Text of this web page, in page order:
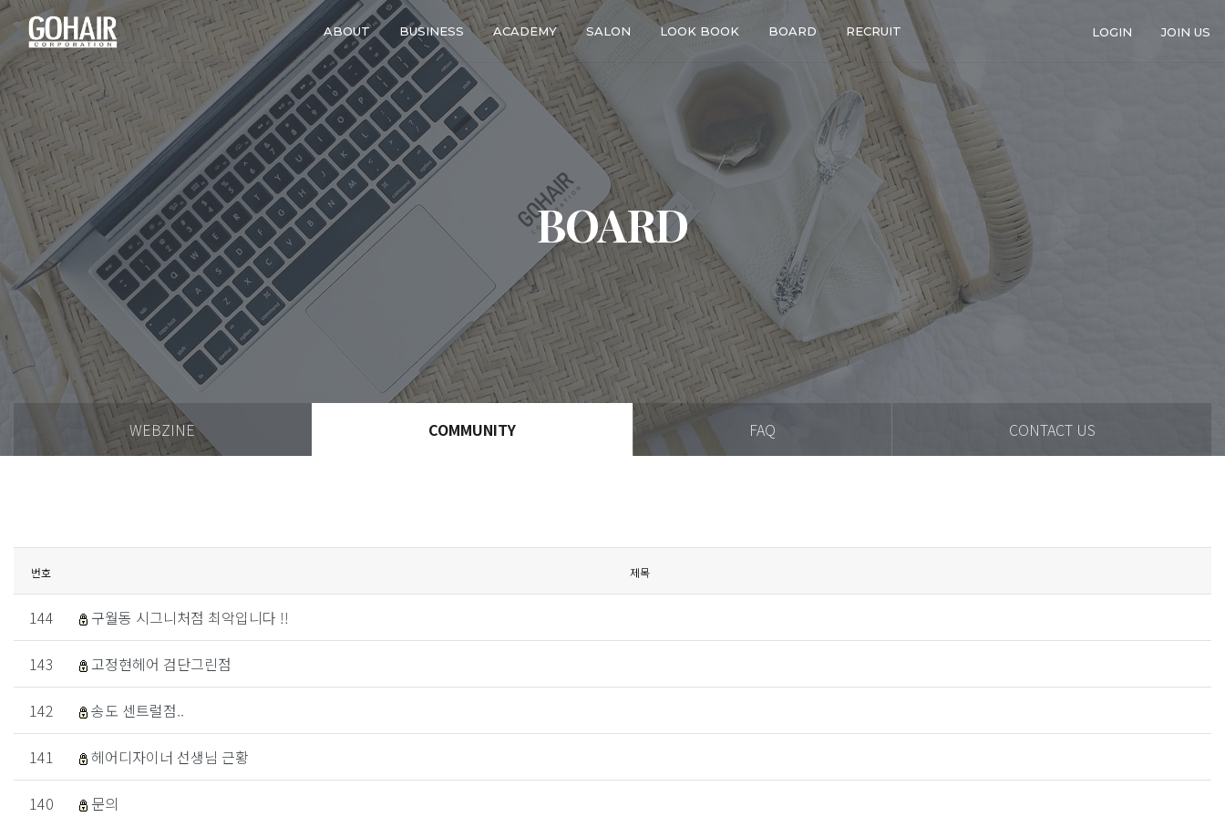
ABOUT BUSINESS ACADEMY SALON LOOK BOOK BOARD RECRUIT LOGIN JOIN US
BOARD
WEBZINE COMMUNITY FAQ CONTACT US
번호 제목
144 구월동 시그니처점 최악입니다 !!
143 고정현헤어 검단그린점
142 송도 센트럴점..
141 헤어디자이너 선생님 근황
140 문의